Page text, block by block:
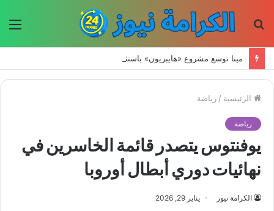
الرئيسية / رياضة
رياضة
يوفنتوس يتصدر قائمة الخاسرين في
نهائيات دوري أبطال أوروبا
الكرامة نيوز يناير 29, 2026